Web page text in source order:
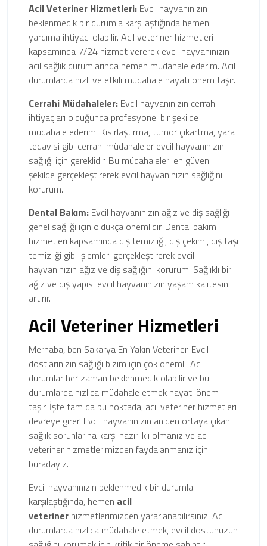
Acil Veteriner Hizmetleri: Evcil hayvanınızın
beklenmedik bir durumla karşılaştığında hemen
yardıma ihtiyacı olabilir. Acil veteriner hizmetleri
kapsamında 7/24 hizmet vererek evcil hayvanınızın
acil sağlık durumlarında hemen müdahale ederim. Acil
durumlarda hızlı ve etkili müdahale hayati önem taşır.
Cerrahi Müdahaleler: Evcil hayvanınızın cerrahi
ihtiyaçları olduğunda profesyonel bir şekilde
müdahale ederim. Kısırlaştırma, tümör çıkartma, yara
tedavisi gibi cerrahi müdahaleler evcil hayvanınızın
sağlığı için gereklidir. Bu müdahaleleri en güvenli
şekilde gerçekleştirerek evcil hayvanınızın sağlığını
korurum.
Dental Bakım: Evcil hayvanınızın ağız ve diş sağlığı
genel sağlığı için oldukça önemlidir. Dental bakım
hizmetleri kapsamında diş temizliği, diş çekimi, diş taşı
temizliği gibi işlemleri gerçekleştirerek evcil
hayvanınızın ağız ve diş sağlığını korurum. Sağlıklı bir
ağız ve diş yapısı evcil hayvanınızın yaşam kalitesini
artırır.
Acil Veteriner Hizmetleri
Merhaba, ben Sakarya En Yakın Veteriner. Evcil
dostlarınızın sağlığı bizim için çok önemli. Acil
durumlar her zaman beklenmedik olabilir ve bu
durumlarda hızlıca müdahale etmek hayati önem
taşır. İşte tam da bu noktada, acil veteriner hizmetleri
devreye girer. Evcil hayvanınızın aniden ortaya çıkan
sağlık sorunlarına karşı hazırlıklı olmanız ve acil
veteriner hizmetlerimizden faydalanmanız için
buradayız.
Evcil hayvanınızın beklenmedik bir durumla
karşılaştığında, hemen acil
veteriner hizmetlerimizden yararlanabilirsiniz. Acil
durumlarda hızlıca müdahale etmek, evcil dostunuzun